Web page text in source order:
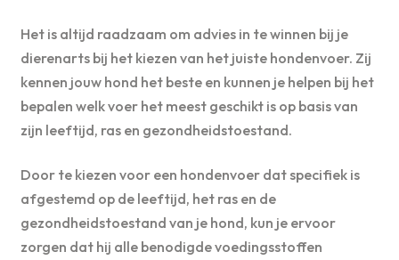
Het is altijd raadzaam om advies in te winnen bij je
dierenarts bij het kiezen van het juiste hondenvoer. Zij
kennen jouw hond het beste en kunnen je helpen bij het
bepalen welk voer het meest geschikt is op basis van
zijn leeftijd, ras en gezondheidstoestand.
Door te kiezen voor een hondenvoer dat specifiek is
afgestemd op de leeftijd, het ras en de
gezondheidstoestand van je hond, kun je ervoor
zorgen dat hij alle benodigde voedingsstoffen